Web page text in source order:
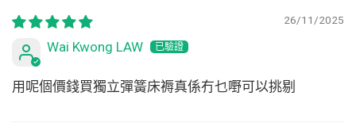
26/11/2025
Wai Kwong LAW
用呢個價錢買獨立彈簧床褥真係冇乜嘢可以挑剔